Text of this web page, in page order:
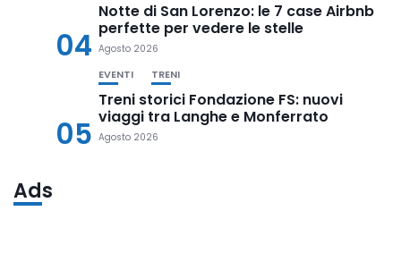
04
Notte di San Lorenzo: le 7 case Airbnb
perfette per vedere le stelle
Agosto 2026
05
EVENTI TRENI
Treni storici Fondazione FS: nuovi
viaggi tra Langhe e Monferrato
Agosto 2026
Ads